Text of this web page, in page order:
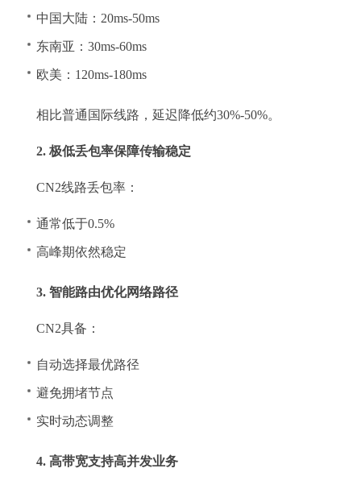
中国大陆：20ms-50ms
东南亚：30ms-60ms
欧美：120ms-180ms
相比普通国际线路，延迟降低约30%-50%。
2. 极低丢包率保障传输稳定
CN2线路丢包率：
通常低于0.5%
高峰期依然稳定
3. 智能路由优化网络路径
CN2具备：
自动选择最优路径
避免拥堵节点
实时动态调整
4. 高带宽支持高并发业务